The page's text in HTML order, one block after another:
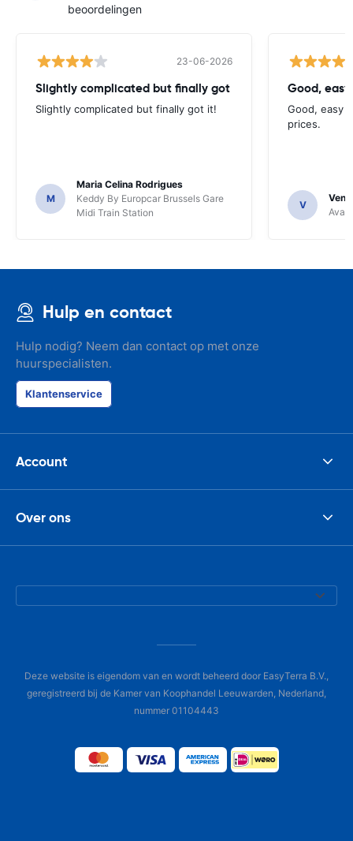
beoordelingen
23-06-2026
Slightly complicated but finally got
Slightly complicated but finally got it!
M
Maria Celina Rodrigues
Keddy By Europcar Brussels Gare
Midi Train Station
Good,
Good, easy
prices.
V
Hulp en contact
Hulp nodig? Neem dan contact op met onze
huurspecialisten.
Klantenservice
Account
Over ons
Deze website is eigendom van en wordt beheerd door EasyTerra B.V.,
geregistreerd bij de Kamer van Koophandel Leeuwarden, Nederland,
nummer 01104443